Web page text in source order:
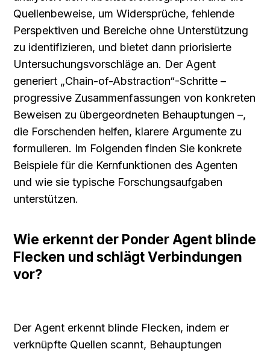
Quellenbeweise, um Widersprüche, fehlende
Perspektiven und Bereiche ohne Unterstützung
zu identifizieren, und bietet dann priorisierte
Untersuchungsvorschläge an. Der Agent
generiert „Chain-of-Abstraction“-Schritte –
progressive Zusammenfassungen von konkreten
Beweisen zu übergeordneten Behauptungen –,
die Forschenden helfen, klarere Argumente zu
formulieren. Im Folgenden finden Sie konkrete
Beispiele für die Kernfunktionen des Agenten
und wie sie typische Forschungsaufgaben
unterstützen.
Wie erkennt der Ponder Agent blinde
Flecken und schlägt Verbindungen
vor?
Der Agent erkennt blinde Flecken, indem er
verknüpfte Quellen scannt, Behauptungen